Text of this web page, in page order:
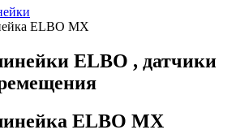
ELBO MX
ELBO , датчики
ELBO MX